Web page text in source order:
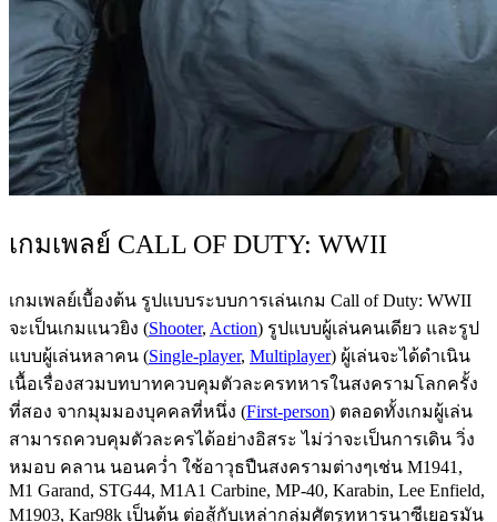
เกมเพลย์ CALL OF DUTY: WWII
เกมเพลย์เบื้องต้น รูปแบบระบบการเล่นเกม Call of Duty: WWII
จะเป็นเกมแนวยิง (Shooter, Action) รูปแบบผู้เล่นคนเดียว และรูป
แบบผู้เล่นหลาคน (Single-player, Multiplayer) ผู้เล่นจะได้ดำเนิน
เนื้อเรื่องสวมบทบาทควบคุมตัวละครทหารในสงครามโลกครั้ง
ที่สอง จากมุมมองบุคคลที่หนึ่ง (First-person) ตลอดทั้งเกมผู้เล่น
สามารถควบคุมตัวละครได้อย่างอิสระ ไม่ว่าจะเป็นการเดิน วิ่ง
หมอบ คลาน นอนคว่ำ ใช้อาวุธปืนสงครามต่างๆเช่น M1941,
M1 Garand, STG44, M1A1 Carbine, MP-40, Karabin, Lee Enfield,
M1903, Kar98k เป็นต้น ต่อสู้กับเหล่ากลุ่มศัตรูทหารนาซีเยอรมัน